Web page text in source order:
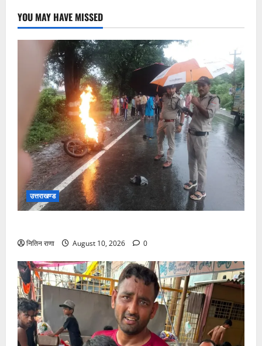
YOU MAY HAVE MISSED
उत्तराखण्ड
नितिन राणा August 10, 2026 0